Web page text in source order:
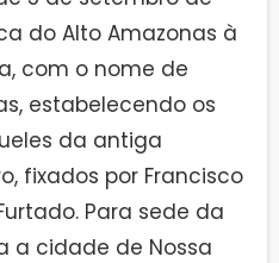
do Alto Amazonas à
com o nome de
estabelecendo os
da antiga
fixados por Francisco
Para sede da
a cidade de Nossa